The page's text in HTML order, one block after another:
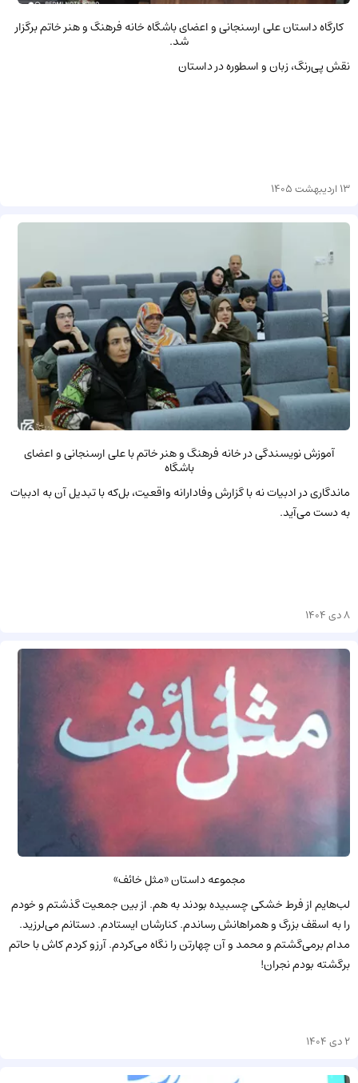
کارگاه داستان علی ارسنجانی و اعضای باشگاه خانه فرهنگ و هنر خاتم برگزار
شد.
نقش پی‌رنگ، زبان و اسطوره در داستان
13 اردیبهشت 1405
آموزش نویسندگی در خانه فرهنگ و هنر خاتم با علی ارسنجانی و اعضای
باشگاه
ماندگاری در ادبیات نه با گزارش وفادارانه واقعیت، بل‌که با تبدیل آن به ادبیات
به دست می‌آید.
8 دی 1404
مجموعه داستان «مثل خائف»
لب‌هایم از فرط خشکی چسبیده بودند به هم. از بین جمعیت گذشتم و خودم
را به اسقف بزرگ و همراهانش رساندم. کنارشان ایستادم. دستانم می‌لرزید.
مدام برمی‌گشتم و محمد و آن چهارتن را نگاه می‌کردم. آرزو کردم کاش با حاتم
برگشته بودم نجران!
2 دی 1404